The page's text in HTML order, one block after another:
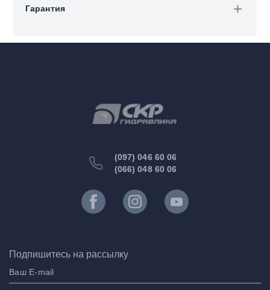
Гарантия
(097) 046 60 06
(066) 048 60 06
Подпишитесь на рассылку